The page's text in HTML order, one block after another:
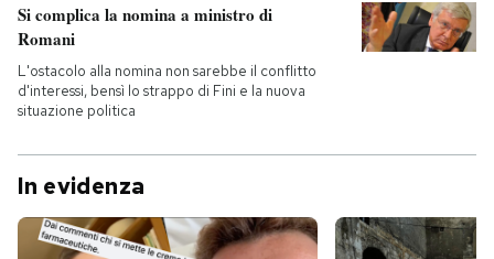
Si complica la nomina a ministro di
Romani
L'ostacolo alla nomina non sarebbe il conflitto
d'interessi, bensì lo strappo di Fini e la nuova
situazione politica
In evidenza